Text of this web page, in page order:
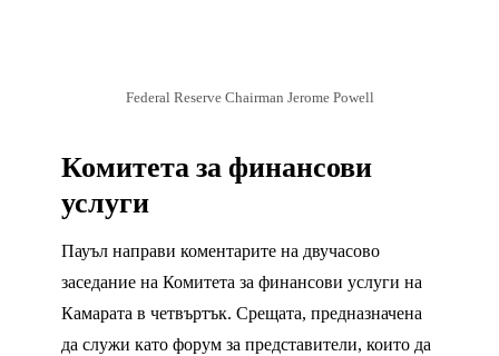
Federal Reserve Chairman Jerome Powell
Комитета за финансови
услуги
Пауъл направи коментарите на двучасово
заседание на Комитета за финансови услуги на
Камарата в четвъртък. Срещата, предназначена
да служи като форум за представители, които да